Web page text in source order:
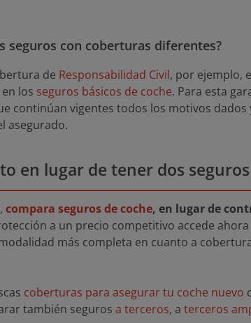
seguros con coberturas diferentes?
de Responsabilidad Civil, por ejemplo,
los seguros básicos de coche. Para esta
continúan vigentes todos los motivos
asegurado.
en lugar de tener dos seguros
compara seguros de coche, en lugar de
a un precio competitivo accede
más completa en cuanto a
coberturas para asegurar tu coche nuevo
también seguros a terceros, a terceros